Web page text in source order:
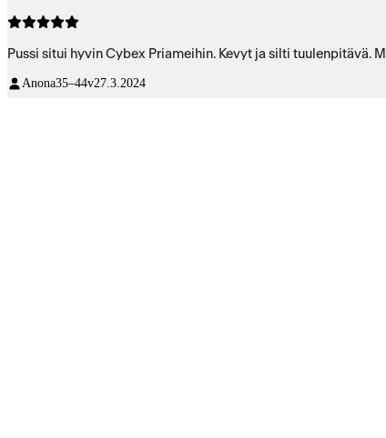
Pussi situi hyvin Cybex Priameihin. Kevyt ja silti tuulenpitävä.
Anona35–44v27.3.2024